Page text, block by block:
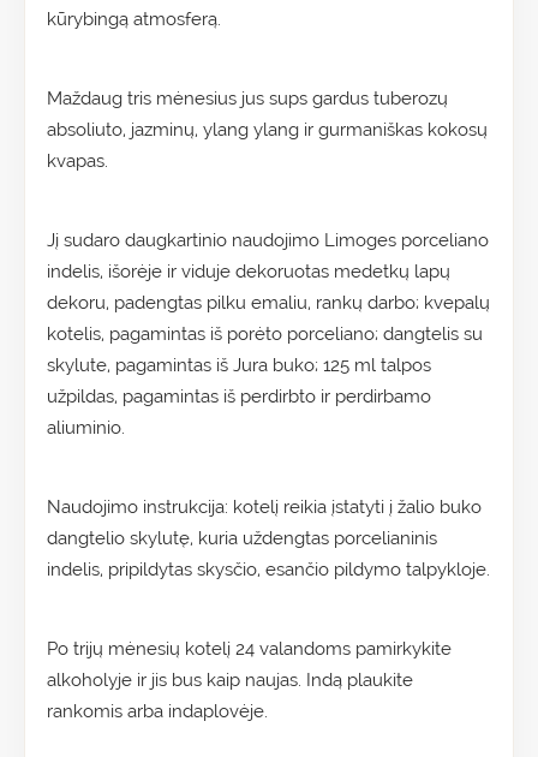
kūrybingą atmosferą.
Maždaug tris mėnesius jus sups gardus tuberozų
absoliuto, jazminų, ylang ylang ir gurmaniškas kokosų
kvapas.
Jį sudaro daugkartinio naudojimo Limoges porceliano
indelis, išorėje ir viduje dekoruotas medetkų lapų
dekoru, padengtas pilku emaliu, rankų darbo; kvepalų
kotelis, pagamintas iš porėto porceliano; dangtelis su
skylute, pagamintas iš Jura buko; 125 ml talpos
užpildas, pagamintas iš perdirbto ir perdirbamo
aliuminio.
Naudojimo instrukcija: kotelį reikia įstatyti į žalio buko
dangtelio skylutę, kuria uždengtas porcelianinis
indelis, pripildytas skysčio, esančio pildymo talpykloje.
Po trijų mėnesių kotelį 24 valandoms pamirkykite
alkoholyje ir jis bus kaip naujas. Indą plaukite
rankomis arba indaplovėje.